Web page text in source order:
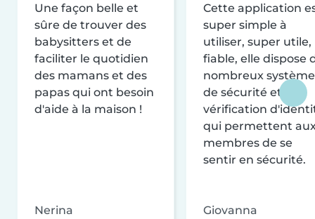
Une façon belle et
sûre de trouver des
babysitters et de
faciliter le quotidien
des mamans et des
papas qui ont besoin
d'aide à la maison !
Nerina
Cette application
super simple à
utiliser, super utile,
fiable, elle dispose
nombreux
de sécurité et de
vérification
qui permettent
membres de se
sentir en sécurité.
Giovanna